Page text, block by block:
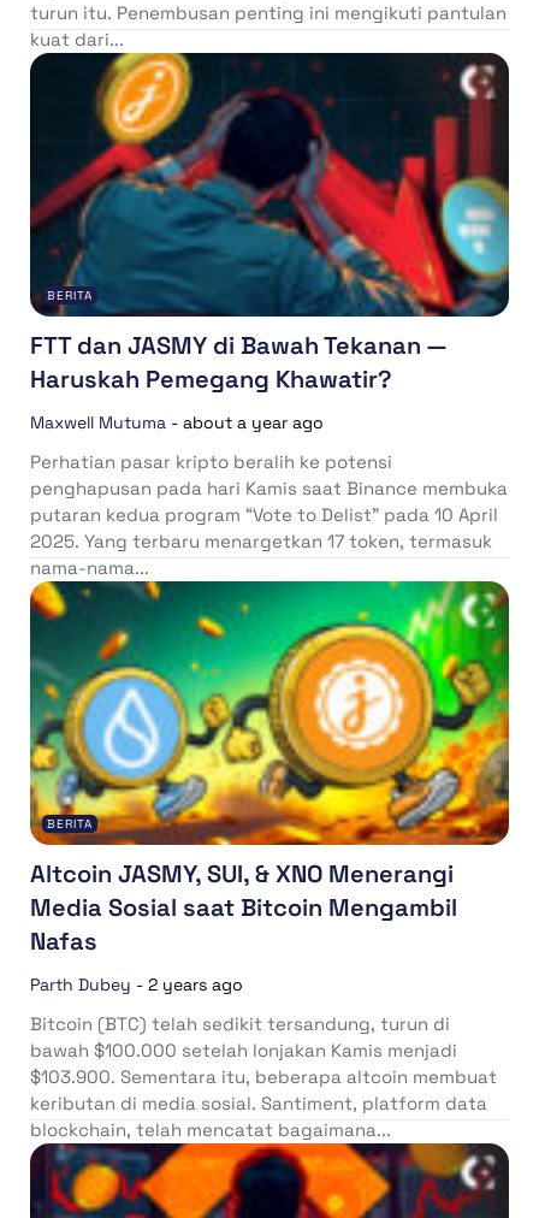
turun itu. Penembusan penting ini mengikuti pantulan
kuat dari...
BERITA
FTT dan JASMY di Bawah Tekanan —
Haruskah Pemegang Khawatir?
Maxwell Mutuma - about a year ago
Perhatian pasar kripto beralih ke potensi
penghapusan pada hari Kamis saat Binance membuka
putaran kedua program “Vote to Delist” pada 10 April
2025. Yang terbaru menargetkan 17 token, termasuk
nama-nama...
BERITA
Altcoin JASMY, SUI, & XNO Menerangi
Media Sosial saat Bitcoin Mengambil
Nafas
Parth Dubey - 2 years ago
Bitcoin (BTC) telah sedikit tersandung, turun di
bawah $100.000 setelah lonjakan Kamis menjadi
$103.900. Sementara itu, beberapa altcoin membuat
keributan di media sosial. Santiment, platform data
blockchain, telah mencatat bagaimana...